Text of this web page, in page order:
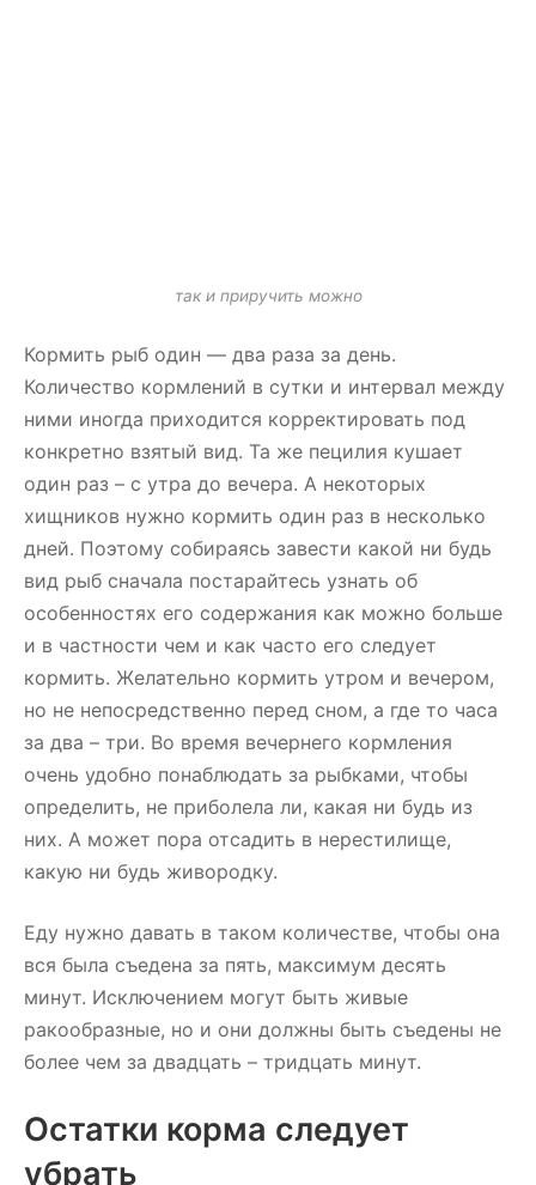
так и приручить можно
Кормить рыб один — два раза за день.
Количество кормлений в сутки и интервал между
ними иногда приходится корректировать под
конкретно взятый вид. Та же пецилия кушает
один раз – с утра до вечера. А некоторых
хищников нужно кормить один раз в несколько
дней. Поэтому собираясь завести какой ни будь
вид рыб сначала постарайтесь узнать об
особенностях его содержания как можно больше
и в частности чем и как часто его следует
кормить. Желательно кормить утром и вечером,
но не непосредственно перед сном, а где то часа
за два – три. Во время вечернего кормления
очень удобно понаблюдать за рыбками, чтобы
определить, не приболела ли, какая ни будь из
них. А может пора отсадить в нерестилище,
какую ни будь живородку.
Еду нужно давать в таком количестве, чтобы она
вся была съедена за пять, максимум десять
минут. Исключением могут быть живые
ракообразные, но и они должны быть съедены не
более чем за двадцать – тридцать минут.
Остатки корма следует
убрать